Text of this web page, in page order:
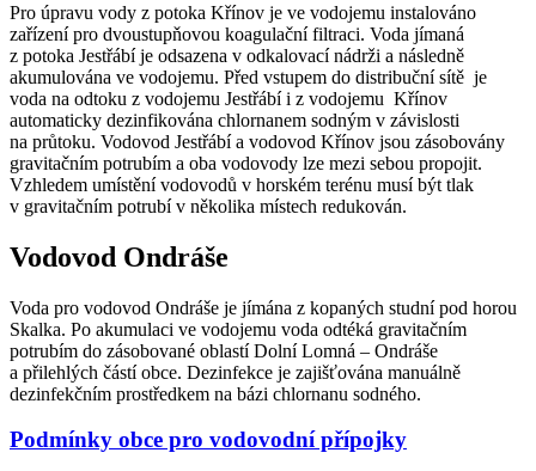
Pro úpravu vody z potoka Křínov je ve vodojemu instalováno
zařízení pro dvoustupňovou koagulační filtraci. Voda jímaná
z potoka Jestřábí je odsazena v odkalovací nádrži a následně
akumulována ve vodojemu. Před vstupem do distribuční sítě je
voda na odtoku z vodojemu Jestřábí i z vodojemu Křínov
automaticky dezinfikována chlornanem sodným v závislosti
na průtoku. Vodovod Jestřábí a vodovod Křínov jsou zásobovány
gravitačním potrubím a oba vodovody lze mezi sebou propojit.
Vzhledem umístění vodovodů v horském terénu musí být tlak
v gravitačním potrubí v několika místech redukován.
Vodovod Ondráše
Voda pro vodovod Ondráše je jímána z kopaných studní pod horou
Skalka. Po akumulaci ve vodojemu voda odtéká gravitačním
potrubím do zásobované oblastí Dolní Lomná – Ondráše
a přilehlých částí obce. Dezinfekce je zajišťována manuálně
dezinfekčním prostředkem na bázi chlornanu sodného.
Podmínky obce pro vodovodní přípojky